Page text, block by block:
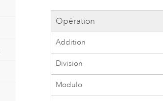
Opération
Addition
Division
Modulo